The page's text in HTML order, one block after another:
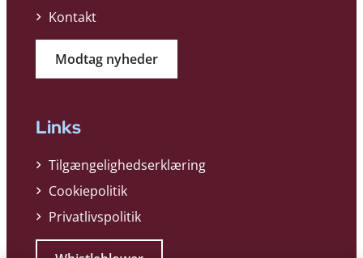
Kontakt
Modtag nyheder
Links
Tilgængelighedserklæring
Cookiepolitik
Privatlivspolitik